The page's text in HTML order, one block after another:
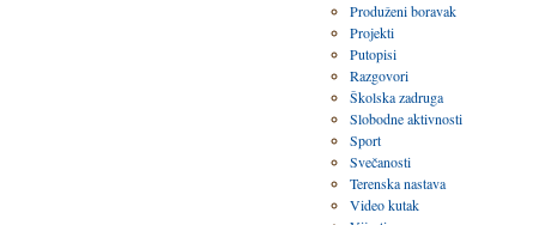
Produženi boravak
Projekti
Putopisi
Razgovori
Školska zadruga
Slobodne aktivnosti
Sport
Svečanosti
Terenska nastava
Video kutak